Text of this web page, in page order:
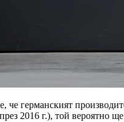
че германският
2016 г.), той вероятно